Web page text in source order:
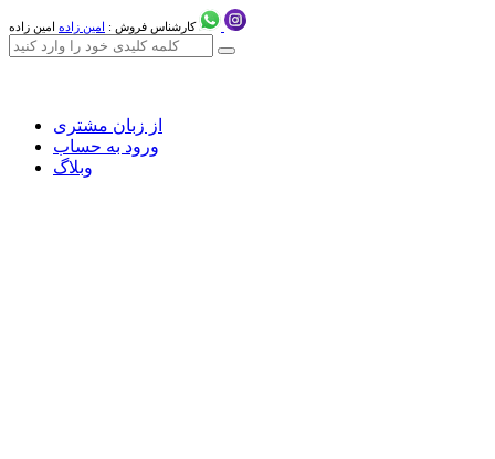
کارشناس فروش : امین زاده امین زاده
از زبان مشتری
ورود به حساب
وبلاگ